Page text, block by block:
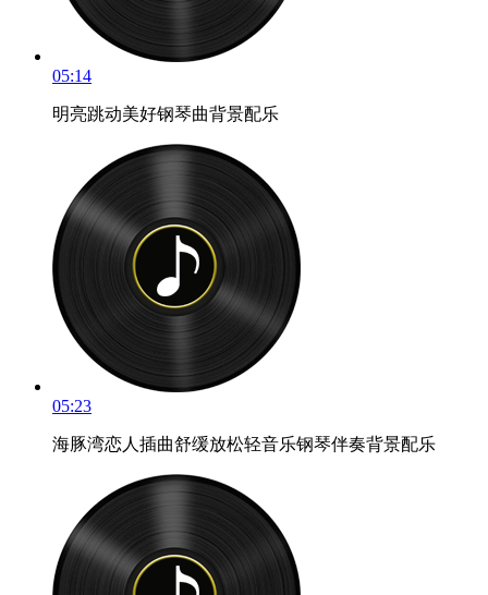
05:14
明亮跳动美好钢琴曲背景配乐
05:23
海豚湾恋人插曲舒缓放松轻音乐钢琴伴奏背景配乐